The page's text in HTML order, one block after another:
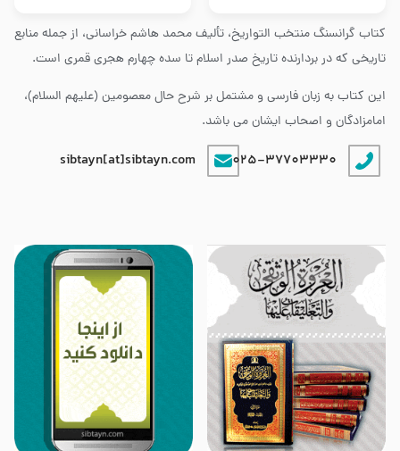
کتاب گرانسنگ منتخب التواريخ، تألیف محمد هاشم خراسانی، از جمله منابع
تاریخی که در بردارنده تاریخ صدر اسلام تا سده چهارم هجری قمری است.
این کتاب به زبان فارسی و مشتمل بر شرح حال معصومین (علیهم السلام)،
امامزادگان و اصحاب ایشان می باشد.
025-37703330
sibtayn[at]sibtayn.com